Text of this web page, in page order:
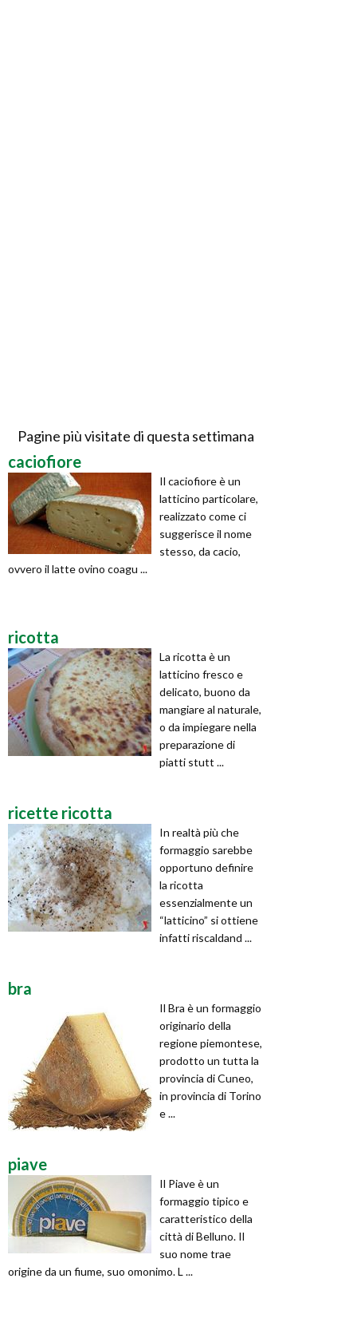
Pagine più visitate di questa settimana
caciofiore
Il caciofiore è un
latticino particolare,
realizzato come ci
suggerisce il nome
stesso, da cacio,
ovvero il latte ovino coagu ...
ricotta
La ricotta è un
latticino fresco e
delicato, buono da
mangiare al naturale,
o da impiegare nella
preparazione di
piatti stutt ...
ricette ricotta
In realtà più che
formaggio sarebbe
opportuno definire
la ricotta
essenzialmente un
“latticino” si ottiene
infatti riscaldand ...
bra
Il Bra è un formaggio
originario della
regione piemontese,
prodotto un tutta la
provincia di Cuneo,
in provincia di Torino
e ...
piave
Il Piave è un
formaggio tipico e
caratteristico della
città di Belluno. Il
suo nome trae
origine da un fiume, suo omonimo. L ...